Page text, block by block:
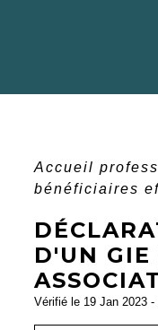
Accueil
bénéficiaires
D'UN GIE
Vérifié le 19 Jan 2023